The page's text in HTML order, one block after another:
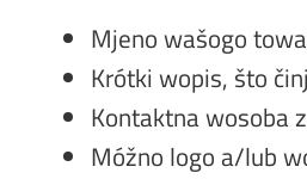
Mjeno wašogo
Krótki wopis, što
Kontaktna wosoba
Móžno logo a/lub